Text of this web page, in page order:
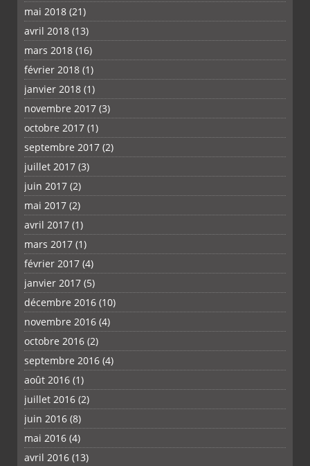
mai 2018 (21)
avril 2018 (13)
mars 2018 (16)
février 2018 (1)
janvier 2018 (1)
novembre 2017 (3)
octobre 2017 (1)
septembre 2017 (2)
juillet 2017 (3)
juin 2017 (2)
mai 2017 (2)
avril 2017 (1)
mars 2017 (1)
février 2017 (4)
janvier 2017 (5)
décembre 2016 (10)
novembre 2016 (4)
octobre 2016 (2)
septembre 2016 (4)
août 2016 (1)
juillet 2016 (2)
juin 2016 (8)
mai 2016 (4)
avril 2016 (13)